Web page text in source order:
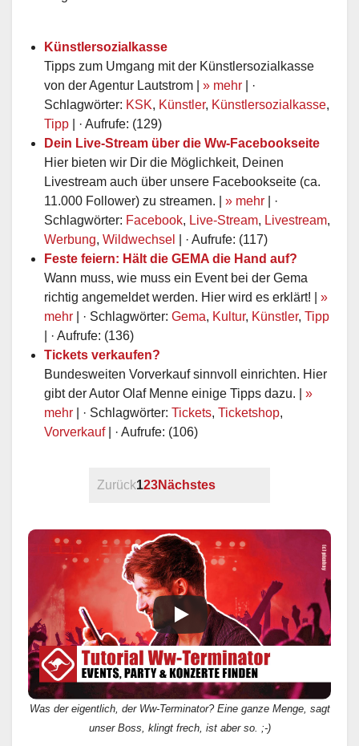
Künstlersozialkasse
Tipps zum Umgang mit der Künstlersozialkasse
von der Agentur Lautstrom | » mehr
| ·
Schlagwörter: KSK, Künstler, Künstlersozialkasse,
Tipp | · Aufrufe: (129)
Dein Live-Stream über die Ww-Facebookseite
Hier bieten wir Dir die Möglichkeit, Deinen
Livestream auch über unsere Facebookseite (ca.
11.000 Follower) zu streamen. | » mehr
| ·
Schlagwörter: Facebook, Live-Stream, Livestream,
Werbung, Wildwechsel
| · Aufrufe: (117)
Feste feiern: Hält die GEMA die Hand auf?
Wann muss, wie muss ein Event bei der Gema
richtig angemeldet werden. Hier wird es erklärt! | »
mehr
| · Schlagwörter: Gema, Kultur, Künstler, Tipp
| · Aufrufe: (136)
Tickets verkaufen?
Bundesweiten Vorverkauf sinnvoll einrichten. Hier
gibt der Autor Olaf Menne einige Tipps dazu. | »
mehr
| · Schlagwörter: Tickets, Ticketshop,
Vorverkauf| · Aufrufe: (106)
Zurück123Nächstes
Was der eigentlich, der Ww-Terminator? Eine ganze Menge, sagt
unser Boss, klingt frech, ist aber so. ;-)